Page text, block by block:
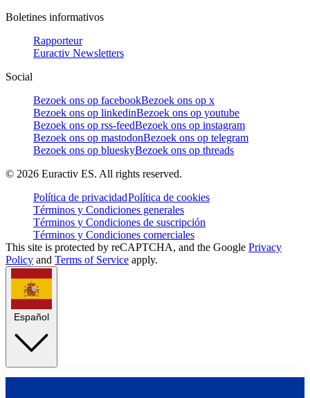
Boletines informativos
Rapporteur
Euractiv Newsletters
Social
Bezoek ons op facebookBezoek ons op x
Bezoek ons op linkedinBezoek ons op youtube
Bezoek ons op rss-feedBezoek ons op instagram
Bezoek ons op mastodonBezoek ons op telegram
Bezoek ons op blueskyBezoek ons op threads
© 2026 Euractiv ES. All rights reserved.
Política de privacidadPolítica de cookies
Términos y Condiciones generales
Términos y Condiciones de suscripción
Términos y Condiciones comerciales
This site is protected by reCAPTCHA, and the Google Privacy
Policy and Terms of Service apply.
Español